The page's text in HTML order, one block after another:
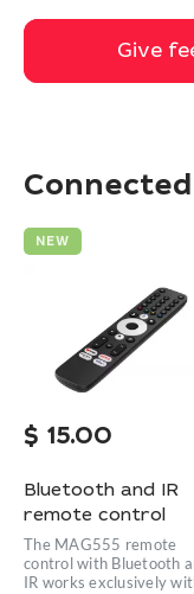
Give
Give
NEW
$ 15.00
Bluetooth and IR
remote control
The MAG555 remote
control with Bluetooth
IR works exclusively